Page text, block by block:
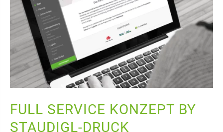
FULL SERVICE KONZEPT BY
STAUDIGL-DRUCK